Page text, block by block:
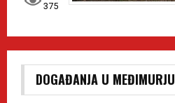
375
DOGAĐANJA U MEĐIMURJU